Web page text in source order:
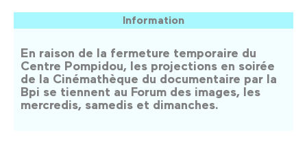
Information
En raison de la fermeture temporaire du
Centre Pompidou, les projections en soirée
de la Cinémathèque du documentaire par la
Bpi se tiennent au Forum des images, les
mercredis, samedis et dimanches.